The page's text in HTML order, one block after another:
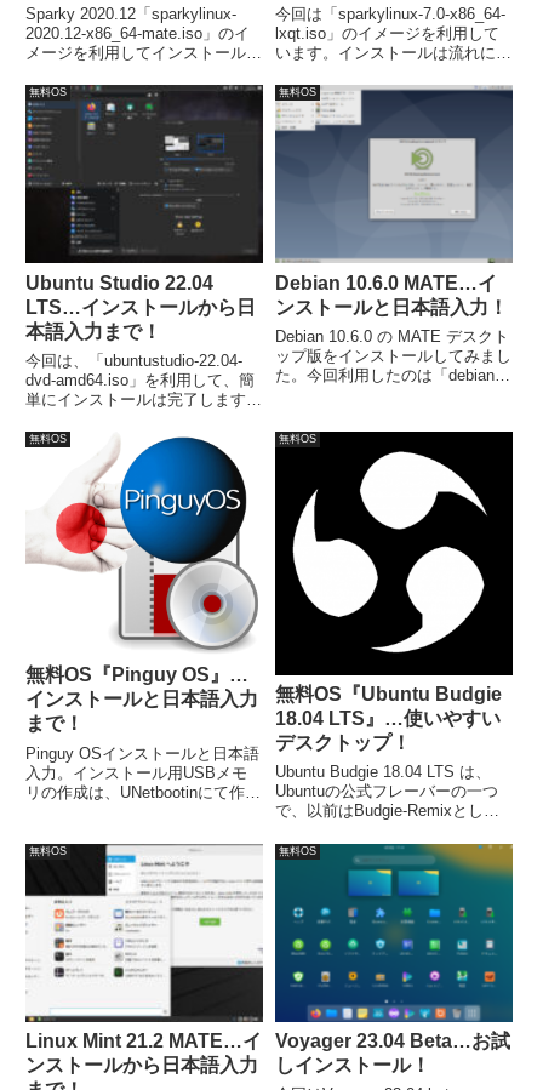
Sparky 2020.12「sparkylinux-
2020.12-x86_64-mate.iso」のイ
メージを利用してインストール。
にインストールが完了します。
今回は「sparkylinux-7.0-x86_64-
lxqt.iso」のイメージを利用して
います。インストールは流れに沿
ます。日本語入力は別途対応が必
要でした。
無料OS
Ubuntu Studio 22.04
LTS…インストールから日
本語入力まで！
今回は、「ubuntustudio-22.04-
dvd-amd64.iso」を利用して、簡
単にインストールは完了します。
が必要でした。
無料OS
Debian 10.6.0 MATE…イ
ンストールと日本語入力！
Debian 10.6.0 の MATE デスクト
ップ版をインストールしてみまし
た。今回利用したのは「debian-
ると思いますが、日本語入力につ
いては、ひと手間必要でした。
無料OS
無料OS『Pinguy OS』…
インストールと日本語入力
まで！
Pinguy OSインストールと日本語
入力。インストール用USBメモ
リの作成は、UNetbootinにて作成
選択したあとは、ユーザーネーム
などの設定以外、ほとんどそのま
ま進めるだけで済みました。
無料OS
無料OS『Ubuntu Budgie
18.04 LTS』…使いやすい
デスクトップ！
Ubuntu Budgie 18.04 LTS は、
Ubuntuの公式フレーバーの一つ
で、以前はBudgie-Remixとして
レット、通知、設定センターを一
箇所で確認でき便利です。また、
システム要件は、次のとおりで
す。
無料OS
Linux Mint 21.2 MATE…イ
ンストールから日本語入力
無料OS
Voyager 23.04 Beta…お試
しインストール！